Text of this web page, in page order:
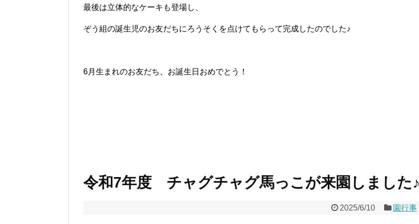
最後は立体的なケーキも登場し、
ぞう組の誕生児のお友だちにろうそくを点けてもらって完成したのでした♪
6月生まれのお友だち、お誕生日おめでとう！
令和7年度 チャグチャグ馬っこが来園しました♪
2025/6/10 園行事